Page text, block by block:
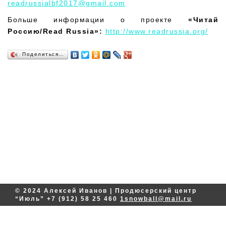
readrussialbf2017@gmail.com
Больше информации о проекте «Читай
Россию/Read Russia»: http://www.readrussia.org/
Поделиться…
© 2024 Алексей Иванов | Продюсерский центр
“Июль” +7 (912) 58 25 460 1snowball@mail.ru